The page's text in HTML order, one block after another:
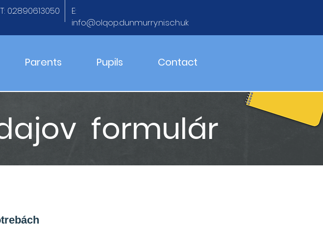
Parents Pupils Contact
T: 02890613050
E:
info@olqop.dunmurry.ni.sch.uk
formulár